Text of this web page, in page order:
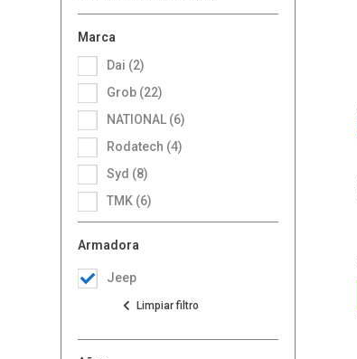
Marca
Dai (2)
Grob (22)
NATIONAL (6)
Rodatech (4)
Syd (8)
TMK (6)
Armadora
Jeep